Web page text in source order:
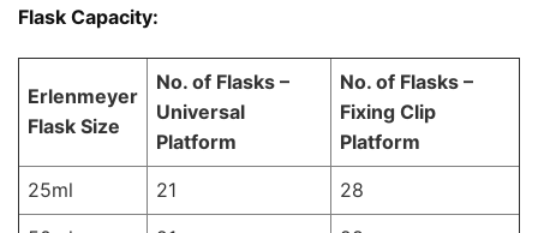
Flask Capacity:
Erlenmeyer
Flask Size
No. of Flasks –
Universal
Platform
No. of Flasks –
Fixing Clip
Platform
25ml
21
28